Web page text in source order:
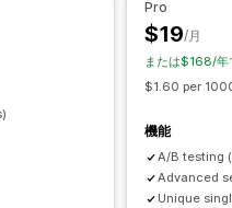
セグメンテーション
ト
収集リスト
Pro
$19/月
または$168/
$1.60 per
機能
A/B testing
Advanced
Unique